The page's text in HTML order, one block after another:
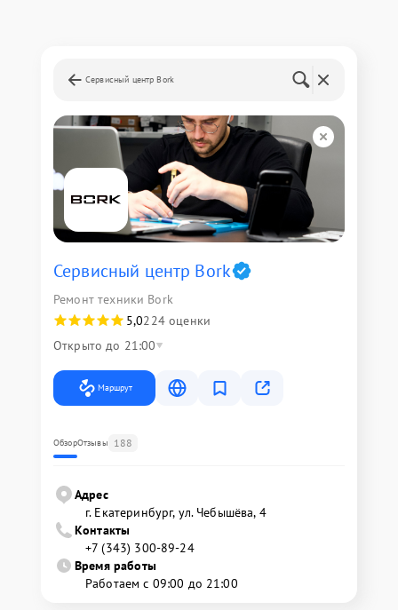
Сервисный центр Bork
Сервисный центр Bork
Ремонт техники Bork
5,0224 оценки
Открыто до 21:00
Маршрут
ОбзорОтзывы 188
Адрес
г. Екатеринбург, ул. Чебышёва, 4
Контакты
+7 (343) 300-89-24
Время работы
Работаем с 09:00 до 21:00